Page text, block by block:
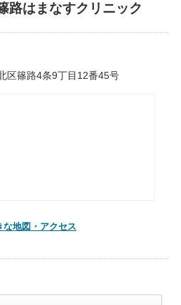
路はまなすクリニック
区篠路4条9丁目12番45号
な地図・アクセス